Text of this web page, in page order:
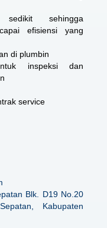
sehingga
efisiensi yang
di plumbin
inspeksi dan
service
Blk. D19 No.20
Kabupaten